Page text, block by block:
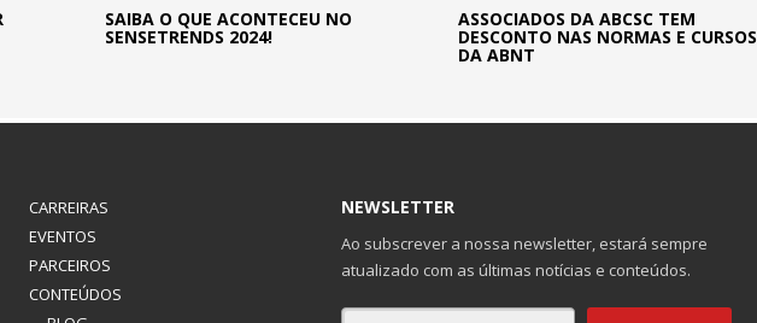
SAIBA O QUE ACONTECEU NO
SENSETRENDS 2024!
ASSOCIADOS DA ABCSC TEM
DESCONTO NAS NORMAS E CURSOS
DA ABNT
CARREIRAS
EVENTOS
PARCEIROS
CONTEÚDOS
NEWSLETTER
Ao subscrever a nossa newsletter, estará sempre
atualizado com as últimas notícias e conteúdos.